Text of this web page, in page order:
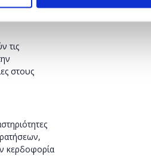
τις
στους
κερδοφορία